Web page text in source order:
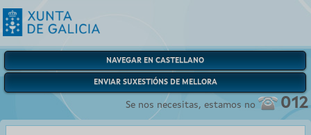
NAVEGAR EN CASTELLANO
ENVIAR SUXESTIÓNS DE MELLORA
Se nos necesitas, estamos no 012